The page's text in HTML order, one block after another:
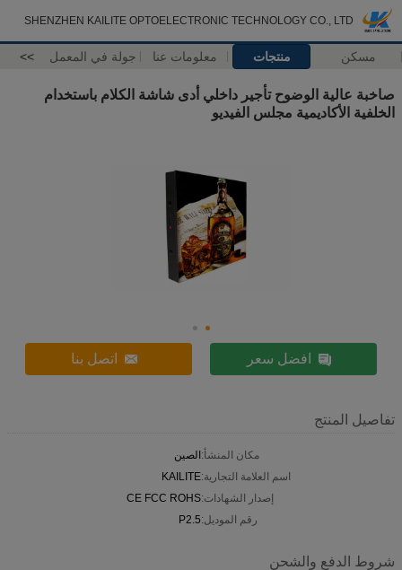
SHENZHEN KAILITE OPTOELECTRONIC TECHNOLOGY CO., LTD
مسكن منتجات معلومات عنا جولة في المعمل >>
صاخبة عالية الوضوح تأجير داخلي أدى شاشة الكلام باستخدام
الخلفية الأكاديمية مجلس الفيديو
افضل سعر اتصل بنا
تفاصيل المنتج
مكان المنشأ:الصين
اسم العلامة التجارية:KAILITE
إصدار الشهادات:CE FCC ROHS
رقم الموديل:P2.5
شروط الدفع والشحن